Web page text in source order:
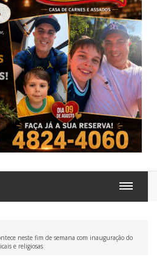
neste fim de semana com inauguração do
e religiosas